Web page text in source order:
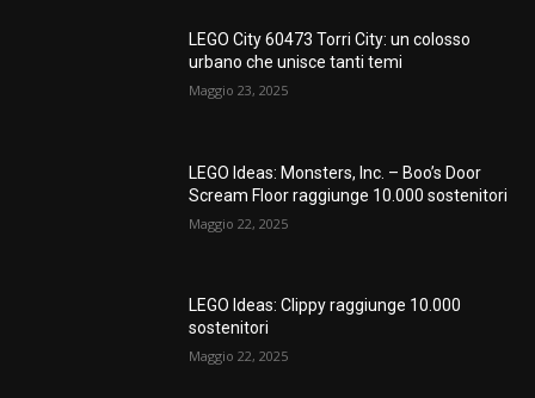
LEGO City 60473 Torri City: un colosso
urbano che unisce tanti temi
Maggio 23, 2025
LEGO Ideas: Monsters, Inc. – Boo’s Door
Scream Floor raggiunge 10.000 sostenitori
Maggio 22, 2025
LEGO Ideas: Clippy raggiunge 10.000
sostenitori
Maggio 22, 2025